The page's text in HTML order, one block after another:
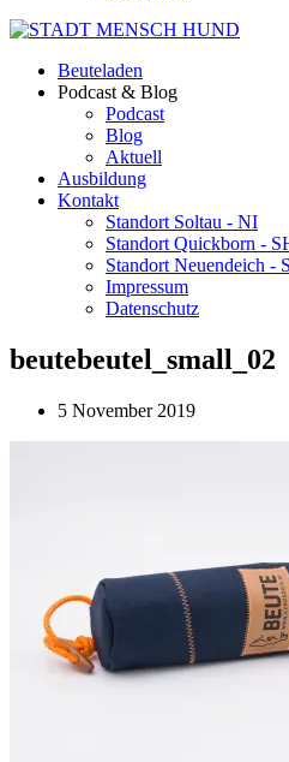
Beuteladen
Podcast & Blog
Podcast
Blog
Aktuell
Ausbildung
Kontakt
Standort Soltau - NI
Standort Quickborn -
Standort Neuendeich -
Impressum
Datenschutz
beutebeutel_small_02
5 November 2019